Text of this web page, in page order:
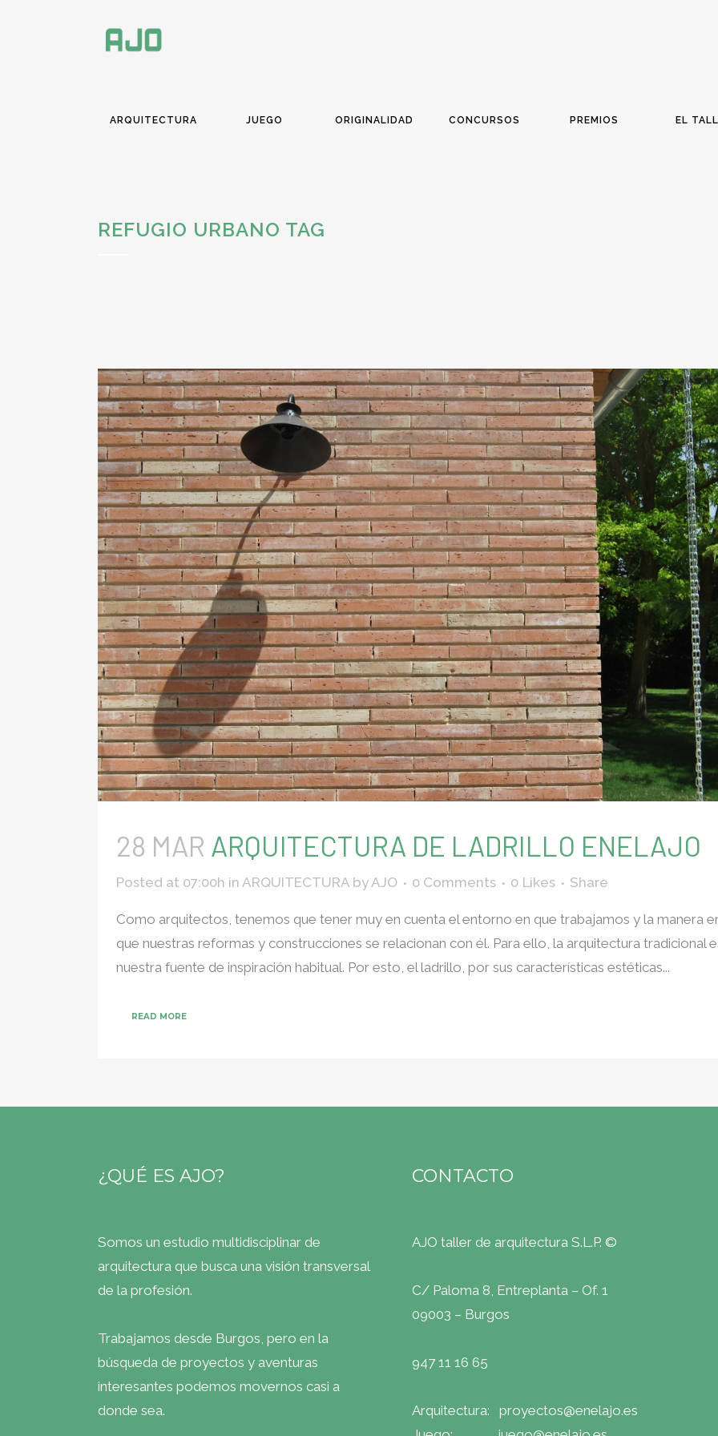
ARQUITECTURA JUEGO ORIGINALIDAD CONCURSOS PREMIOS EL
REFUGIO URBANO TAG
28 MAR ARQUITECTURA DE LADRILLO ENELAJO
Posted at 07:00h in ARQUITECTURA by AJO 0 Comments 0 Likes Share
Como arquitectos, tenemos que tener muy en cuenta el entorno en que trabajamos y la manera
que nuestras reformas y construcciones se relacionan con él. Para ello, la arquitectura tradicional
nuestra fuente de inspiración habitual. Por esto, el ladrillo, por sus características estéticas...
READ MORE
¿QUÉ ES AJO?
Somos un estudio multidisciplinar de
arquitectura que busca una visión transversal
de la profesión.
Trabajamos desde Burgos, pero en la
búsqueda de proyectos y aventuras
interesantes podemos movernos casi a
donde sea.
CONTACTO
AJO taller de arquitectura S.L.P. ©
C/ Paloma 8, Entreplanta – Of. 1
09003 – Burgos
947 11 16 65
Arquitectura: proyectos@enelajo.es